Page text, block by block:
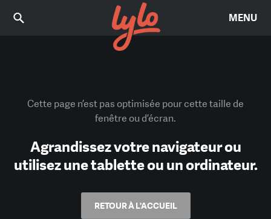
MENU
Cette page n’est pas optimisée pour cette taille de
fenêtre ou d’écran.
Agrandissez votre navigateur ou
utilisez une tablette ou un ordinateur.
RETOUR À L'ACCUEIL